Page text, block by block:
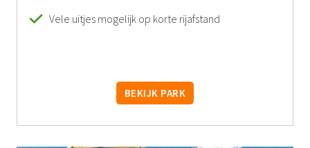
Vele uitjes mogelijk op korte rijafstand
BEKIJK PARK